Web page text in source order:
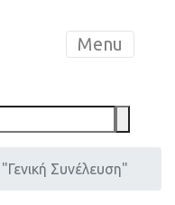
Menu
Search
Συνέλευση"